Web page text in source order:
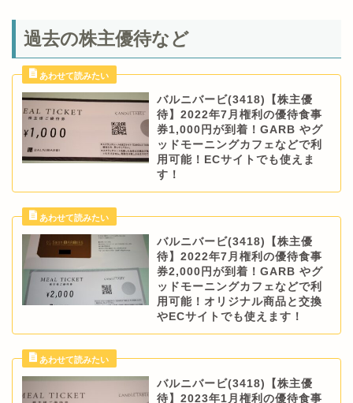
過去の株主優待など
バルニバービ(3418)【株主優
待】2022年7月権利の優待食事
券1,000円が到着！GARB やグ
ッドモーニングカフェなどで利
用可能！ECサイトでも使えま
す！
バルニバービ(3418)【株主優
待】2022年7月権利の優待食事
券2,000円が到着！GARB やグ
ッドモーニングカフェなどで利
用可能！オリジナル商品と交換
やECサイトでも使えます！
バルニバービ(3418)【株主優
待】2023年1月権利の優待食事